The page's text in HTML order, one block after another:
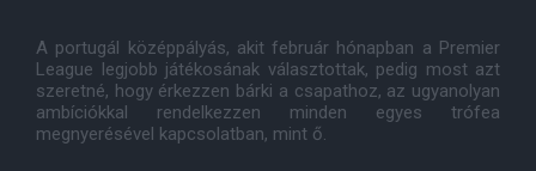
A portugál középpályás, akit február hónapban a Premier
League legjobb játékosának választottak, pedig most azt
szeretné, hogy érkezzen bárki a csapathoz, az ugyanolyan
ambíciókkal rendelkezzen minden egyes trófea
megnyerésével kapcsolatban, mint ő.